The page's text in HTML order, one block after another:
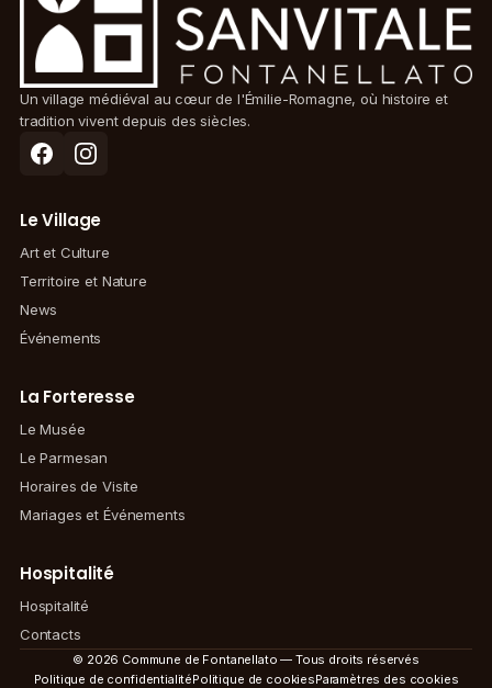
Un village médiéval au cœur de l'Émilie-Romagne, où histoire et
tradition vivent depuis des siècles.
Le Village
Art et Culture
Territoire et Nature
News
Événements
La Forteresse
Le Musée
Le Parmesan
Horaires de Visite
Mariages et Événements
Hospitalité
Hospitalité
Contacts
© 2026 Commune de Fontanellato — Tous droits réservés
Politique de confidentialitéPolitique de cookiesParamètres des cookies